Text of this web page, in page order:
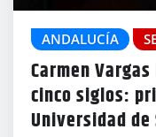
ANDALUCÍA
Carmen
cinco siglos:
Universidad